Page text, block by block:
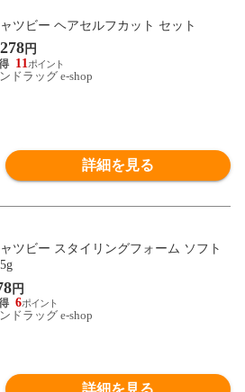
ツビー ヘアセルフカット セット
円
11
ドラッグ e-shop
詳細を見る
ツビー スタイリングフォーム ソフト
円
6
ドラッグ e-shop
詳細を見る